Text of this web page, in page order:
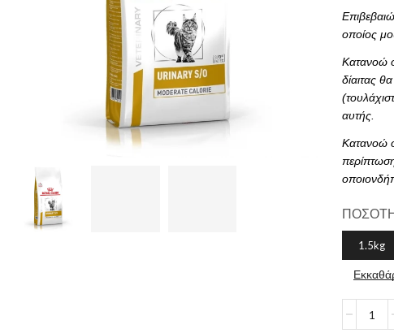
οποίος
Κατανοώ
δίαιτας
αυτής.
Κατανοώ
1.5kg
CANIN